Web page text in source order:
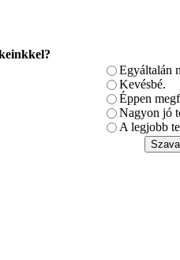
Egyáltalán
Kevésbé.
Éppen
Nagyon jó
A legjobb